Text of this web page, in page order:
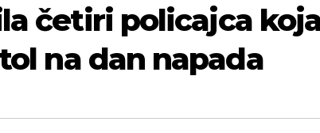
četiri policajca
na dan napada